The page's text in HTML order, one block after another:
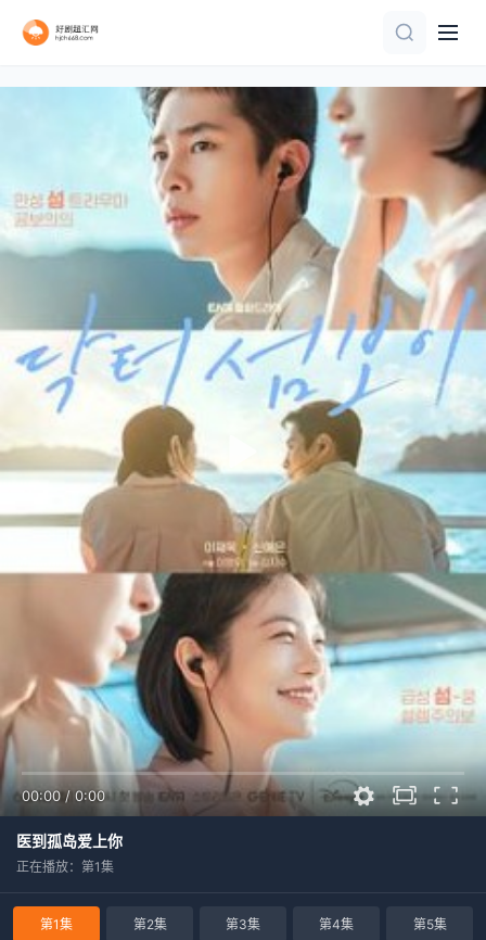
00:00/0:00
医到孤岛爱上你
正在播放：第1集
第1集 第2集 第3集 第4集 第5集
全集
已完结
已完结
更新至01集
已完结
已完结
第10集完结
全集
第45集完结
全集